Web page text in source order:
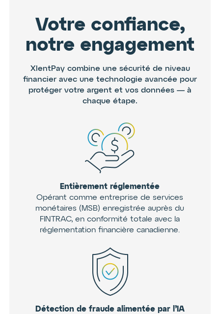
fiducie peuvent être protégés
conformément aux règles de la CDIC.
Cela assure une protection
réglementation financière canadienne.
Pour plus de détails sur la couverture
CDIC, consultez notre
document récapitulatif.
Votre confiance,
notre engagement
XlentPay combine une sécurité de niveau
financier avec une technologie avancée pour
protéger votre argent et vos données — à
chaque étape.
Entièrement réglementée
Opérant comme entreprise de services
monétaires (MSB) enregistrée auprès du
FINTRAC, en conformité totale avec la
réglementation financière canadienne.
Détection de fraude alimentée par l’IA